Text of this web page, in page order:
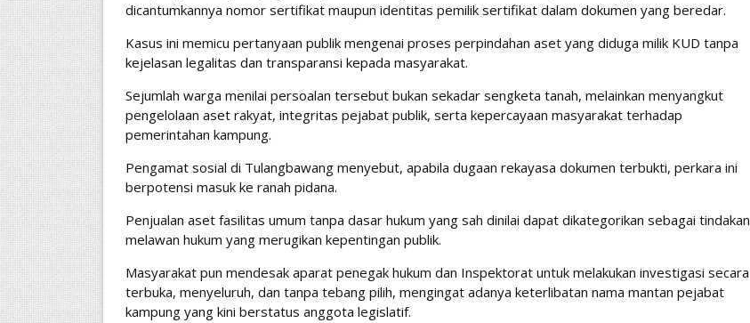
dicantumkannya nomor sertifikat maupun identitas pemilik sertifikat dalam dokumen yang beredar.
Kasus ini memicu pertanyaan publik mengenai proses perpindahan aset yang diduga milik KUD tanpa
kejelasan legalitas dan transparansi kepada masyarakat.
Sejumlah warga menilai persoalan tersebut bukan sekadar sengketa tanah, melainkan menyangkut
pengelolaan aset rakyat, integritas pejabat publik, serta kepercayaan masyarakat terhadap
pemerintahan kampung.
Pengamat sosial di Tulangbawang menyebut, apabila dugaan rekayasa dokumen terbukti, perkara ini
berpotensi masuk ke ranah pidana.
Penjualan aset fasilitas umum tanpa dasar hukum yang sah dinilai dapat dikategorikan sebagai tindakan
melawan hukum yang merugikan kepentingan publik.
Masyarakat pun mendesak aparat penegak hukum dan Inspektorat untuk melakukan investigasi secara
terbuka, menyeluruh, dan tanpa tebang pilih, mengingat adanya keterlibatan nama mantan pejabat
kampung yang kini berstatus anggota legislatif.